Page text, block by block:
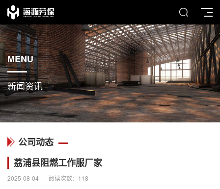
MENU
新闻资讯
公司动态
荔浦县阻燃工作服厂家
2025-08-04 阅读次数： 118